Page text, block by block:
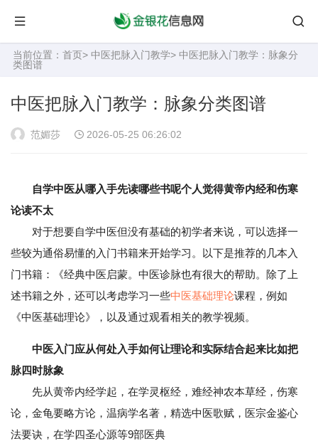
当前位置： 首页> 中医把脉入门教学> 中医把脉入门教学：脉象分
类图谱
中医把脉入门教学：脉象分类图谱
范媚莎 2026-05-25 06:26:02
自学中医从哪入手先读哪些书呢个人觉得黄帝内经和伤寒
论读不太
对于想要自学中医但没有基础的初学者来说，可以选择一
些较为通俗易懂的入门书籍来开始学习。以下是推荐的几本入
门书籍：《经典中医启蒙。中医诊脉也有很大的帮助。除了上
述书籍之外，还可以考虑学习一些中医基础理论课程，例如
《中医基础理论》，以及通过观看相关的教学视频。
中医入门应从何处入手如何让理论和实际结合起来比如把
脉四时脉象
先从黄帝内经学起，在学灵枢经，难经神农本草经，伤寒
论，金龟要略方论，温病学名著，精选中医歌赋，医宗金鉴心
法要诀，在学四圣心源等9部医典